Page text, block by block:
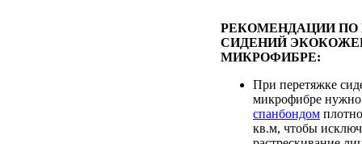
РЕКОМЕНДАЦИИ ПО
СИДЕНИЙ
МИКРОФИБРЕ:
При перетяжке
микрофибре нужно
спанбондом
кв.м, чтобы